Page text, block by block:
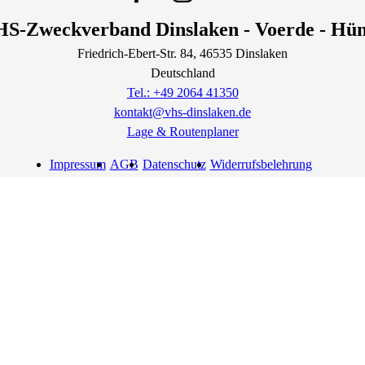
Zweckverband Dinslaken - Voerde -
Friedrich-Ebert-Str. 84, 46535 Dinslaken
Deutschland
Tel.: +49 2064 41350
kontakt@vhs-dinslaken.de
Lage & Routenplaner
Impressum AGB Datenschutz Widerrufsbelehrung